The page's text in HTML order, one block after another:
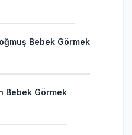
Bebek Görmek
Bebek Görmek